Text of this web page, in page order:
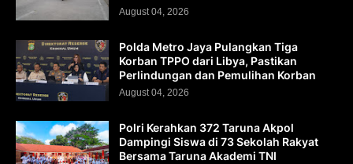
August 04, 2026
Polda Metro Jaya Pulangkan Tiga
Korban TPPO dari Libya, Pastikan
Perlindungan dan Pemulihan Korban
August 04, 2026
Polri Kerahkan 372 Taruna Akpol
Dampingi Siswa di 73 Sekolah Rakyat
Bersama Taruna Akademi TNI